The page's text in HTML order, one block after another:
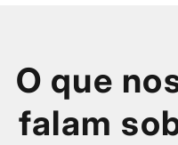
O que
falam